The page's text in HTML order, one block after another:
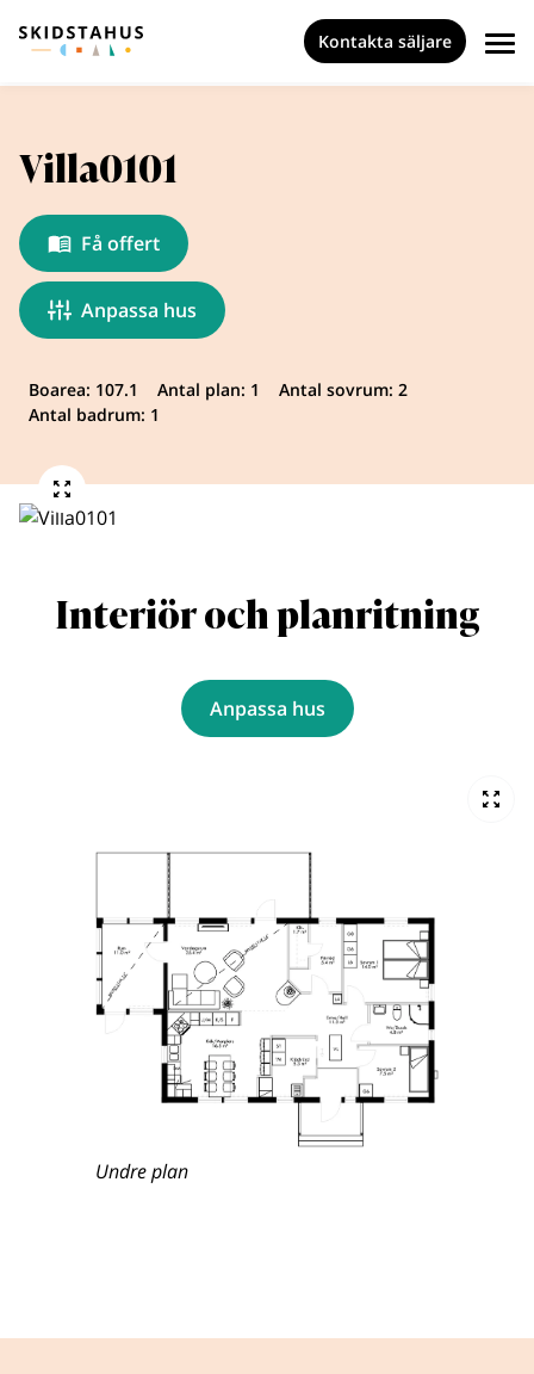
Kontakta säljare
Villa0101
Få offert
Anpassa hus
Boarea: 107.1 Antal plan: 1
Antal sovrum: 2
Antal badrum: 1
Interiör och planritning
Anpassa hus
Undre plan